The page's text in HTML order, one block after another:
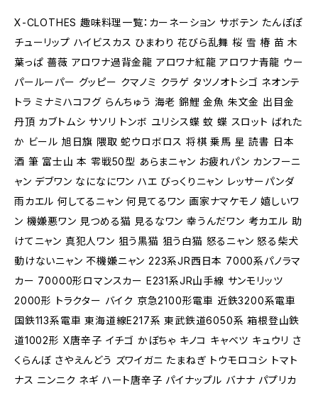
X-CLOTHES 趣味料理一覧：カーネーション サボテン たんぽぽ
チューリップ ハイビスカス ひまわり 花びら乱舞 桜 雪 椿 苗 木
葉っぱ 薔薇 アロワナ過背金龍 アロワナ紅龍 アロワナ青龍 ウー
パールーパー グッピー クマノミ クラゲ タツノオトシゴ ネオンテ
トラ ミナミハコフグ らんちゅう 海老 錦鯉 金魚 朱文金 出目金
丹頂 カブトムシ サソリ トンボ ユリシス蝶 蚊 蝶 スロット ばれた
か ビール 旭日旗 隈取 蛇ウロボロス 将棋 乗馬 星 読書 日本
酒 筆 富士山 本 零戦50型 あらまニャン お疲れパン カンフーニ
ャン デブワン なになにワン ハエ びっくりニャン レッサーパンダ
雨カエル 何してるニャン 何見てるワン 画家ナマケモノ 嬉しいワ
ン 機嫌悪ワン 見つめる猫 見るなワン 幸うんだワン 考カエル 助
けてニャン 真犯人ワン 狙う黒猫 狙う白猫 怒るニャン 怒る柴犬
動けないニャン 不機嫌ニャン 223系JR西日本 7000系パノラマ
カー 70000形ロマンスカー E231系JR山手線 サンモリッツ
2000形 トラクター バイク 京急2100形電車 近鉄3200系電車
国鉄113系電車 東海道線E217系 東武鉄道6050系 箱根登山鉄
道1002形 X唐辛子 イチゴ かぼちゃ キノコ キャベツ キュウリ さ
くらんぼ さやえんどう ズワイガニ たまねぎ トウモロコシ トマト
ナス ニンニク ネギ ハート唐辛子 パイナップル バナナ パプリカ